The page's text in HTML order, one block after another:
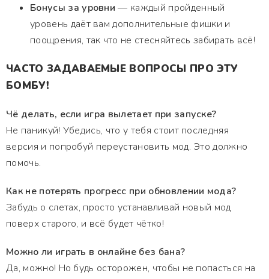
Бонусы за уровни — каждый пройденный
уровень даёт вам дополнительные фишки и
поощрения, так что не стесняйтесь забирать всё!
ЧАСТО ЗАДАВАЕМЫЕ ВОПРОСЫ ПРО ЭТУ
БОМБУ!
Чё делать, если игра вылетает при запуске?
Не паникуй! Убедись, что у тебя стоит последняя
версия и попробуй переустановить мод. Это должно
помочь.
Как не потерять прогресс при обновлении мода?
Забудь о слетах, просто устанавливай новый мод
поверх старого, и всё будет чётко!
Можно ли играть в онлайне без бана?
Да, можно! Но будь осторожен, чтобы не попасться на